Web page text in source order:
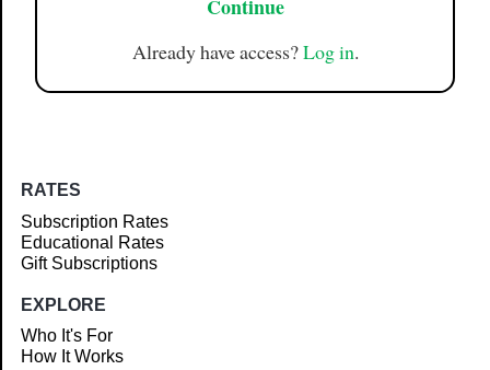
Continue
Already have access?Log in.
RATES
Subscription Rates
Educational Rates
Gift Subscriptions
EXPLORE
Who It's For
How It Works